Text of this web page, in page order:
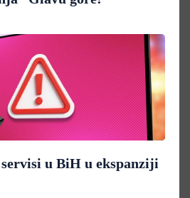
u BiH u ekspanziji